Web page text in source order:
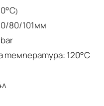
)
80/101мм
температура: 120°C